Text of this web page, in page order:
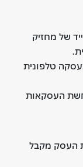
של מחזיק
טלפונית
העסקאות
העסק מקבל